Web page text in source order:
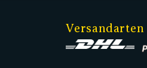
Versandarten